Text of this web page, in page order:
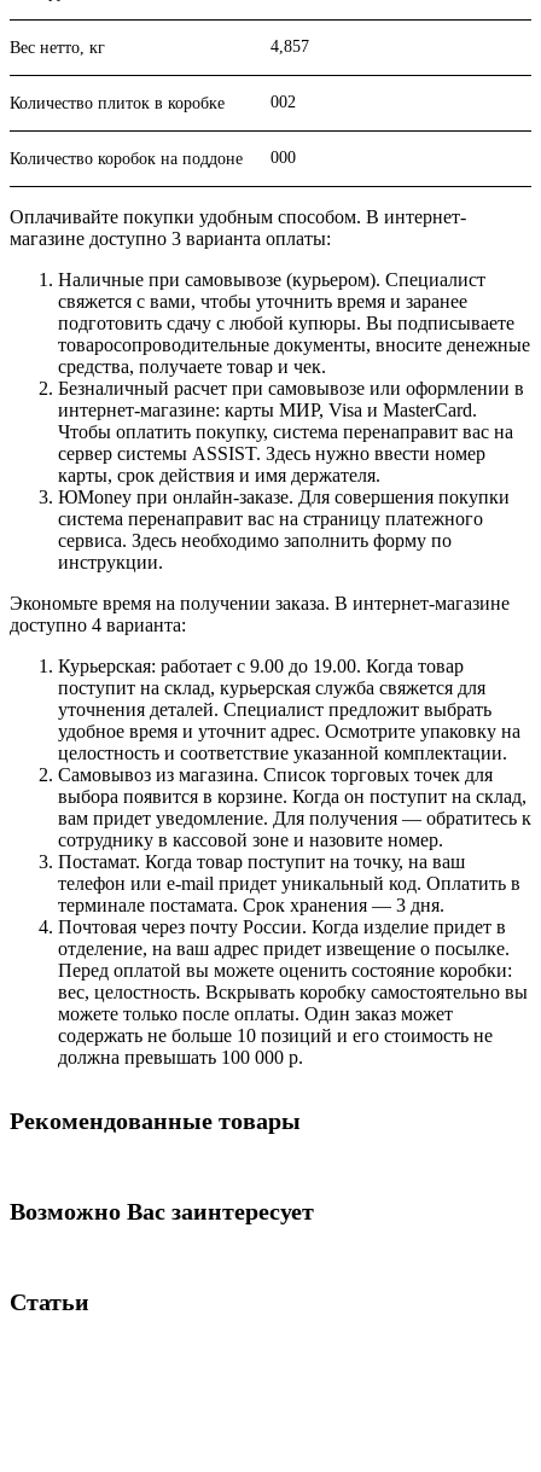
Вес нетто, кг 4,857
Количество плиток в коробке 002
Количество коробок на поддоне 000
Оплачивайте покупки удобным способом. В интернет-
магазине доступно 3 варианта оплаты:
Наличные при самовывозе (курьером). Специалист
свяжется с вами, чтобы уточнить время и заранее
подготовить сдачу с любой купюры. Вы подписываете
товаросопроводительные документы, вносите денежные
средства, получаете товар и чек.
Безналичный расчет при самовывозе или оформлении в
интернет-магазине: карты МИР, Visa и MasterCard.
Чтобы оплатить покупку, система перенаправит вас на
сервер системы ASSIST. Здесь нужно ввести номер
карты, срок действия и имя держателя.
ЮMoney при онлайн-заказе. Для совершения покупки
система перенаправит вас на страницу платежного
сервиса. Здесь необходимо заполнить форму по
инструкции.
Экономьте время на получении заказа. В интернет-магазине
доступно 4 варианта:
Курьерская: работает с 9.00 до 19.00. Когда товар
поступит на склад, курьерская служба свяжется для
уточнения деталей. Специалист предложит выбрать
удобное время и уточнит адрес. Осмотрите упаковку на
целостность и соответствие указанной комплектации.
Самовывоз из магазина. Список торговых точек для
выбора появится в корзине. Когда он поступит на склад,
вам придет уведомление. Для получения — обратитесь к
сотруднику в кассовой зоне и назовите номер.
Постамат. Когда товар поступит на точку, на ваш
телефон или e-mail придет уникальный код. Оплатить в
терминале постамата. Срок хранения — 3 дня.
Почтовая через почту России. Когда изделие придет в
отделение, на ваш адрес придет извещение о посылке.
Перед оплатой вы можете оценить состояние коробки:
вес, целостность. Вскрывать коробку самостоятельно вы
можете только после оплаты. Один заказ может
содержать не больше 10 позиций и его стоимость не
должна превышать 100 000 р.
Рекомендованные товары
Возможно Вас заинтересует
Статьи